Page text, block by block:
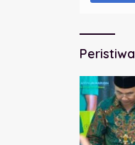
Peristiwa